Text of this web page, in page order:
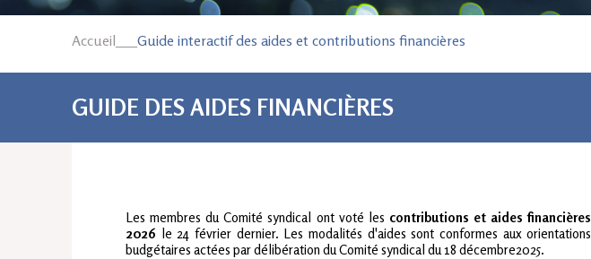
VOUS ÊTES ICI
Accueil Guide interactif des aides et contributions financières
GUIDE DES AIDES FINANCIÈRES
Les membres du Comité syndical ont voté les contributions et aides financières
2026 le 24 février dernier. Les modalités d'aides sont conformes aux orientations
budgétaires actées par délibération du Comité syndical du 18 décembre2025.